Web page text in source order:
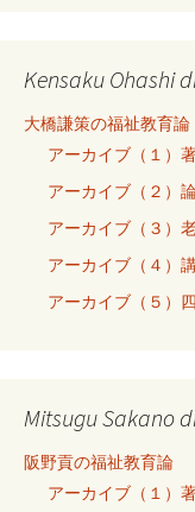
Kensaku Ohashi
大橋謙策の福祉教育論
アーカイブ（１）
アーカイブ（２）
アーカイブ（３）
アーカイブ（４）
アーカイブ（５）
Mitsugu Sakano
阪野貢の福祉教育論
アーカイブ（１）